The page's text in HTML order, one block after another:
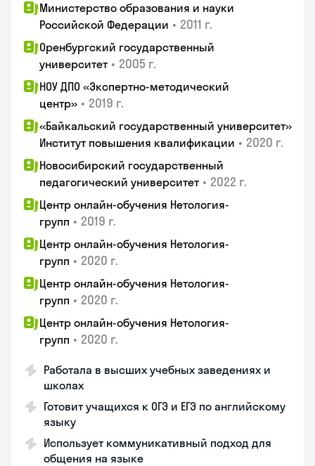
Министерство образования и науки
Российской Федерации • 2011 г.
Оренбургский государственный
университет • 2005 г.
НОУ ДПО «Экспертно-методический
центр» • 2019 г.
«Байкальский государственный университет»
Институт повышения квалификации • 2020 г.
Новосибирский государственный
педагогический университет • 2022 г.
Центр онлайн-обучения Нетология-
групп • 2019 г.
Центр онлайн-обучения Нетология-
групп • 2020 г.
Центр онлайн-обучения Нетология-
групп • 2020 г.
Центр онлайн-обучения Нетология-
групп • 2020 г.
Работала в высших учебных заведениях и
школах
Готовит учащихся к ОГЭ и ЕГЭ по английскому
языку
Использует коммуникативный подход для
общения на языке